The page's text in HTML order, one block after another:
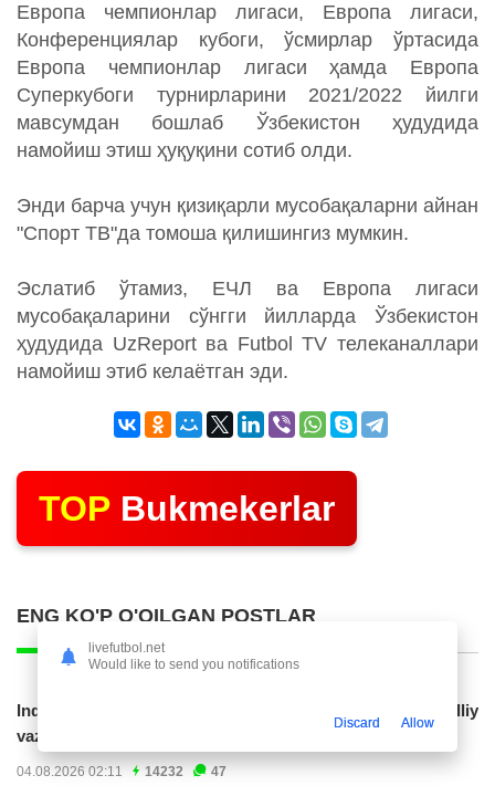
Европа чемпионлар лигаси, Европа лигаси,
Конференциялар кубоги, ўсмирлар ўртасида
Европа чемпионлар лигаси ҳамда Европа
Суперкубоги турнирларини 2021/2022 йилги
мавсумдан бошлаб Ўзбекистон ҳудудида
намойиш этиш ҳуқуқини сотиб олди.
Энди барча учун қизиқарли мусобақаларни айнан
"Спорт ТВ"да томоша қилишингиз мумкин.
Эслатиб ўтамиз, ЕЧЛ ва Европа лигаси
мусобақаларини сўнгги йилларда Ўзбекистон
ҳудудида UzReport ва Futbol TV телеканаллари
намойиш этиб келаётган эди.
TOP Bukmekerlar
ENG KO'P O'QILGAN POSTLAR
Indoneziya prezidenti JCH-2030ga chiqishni umummilliy
vazifa deb...
04.08.2026 02:11 14232 47
livefutbol.net
Would like to send you notifications
Discard Allow